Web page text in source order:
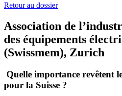
Retour au dossier
Association de
des équipements
(Swissmem), Zurich
Quelle importance revêtent
pour la Suisse ?